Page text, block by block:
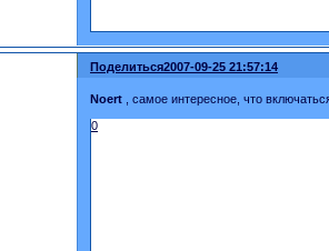
Поделиться2007-09-25 21:57:14
Noert
, самое интересное, что
0